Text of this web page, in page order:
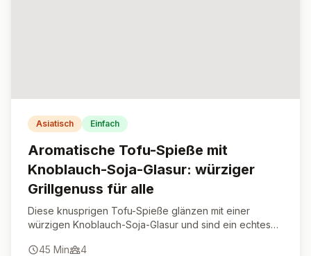
Asiatisch Einfach
Aromatische Tofu-Spieße mit
Knoblauch-Soja-Glasur: würziger
Grillgenuss für alle
Diese knusprigen Tofu-Spieße glänzen mit einer
würzigen Knoblauch-Soja-Glasur und sind ein echtes
45 Min 4